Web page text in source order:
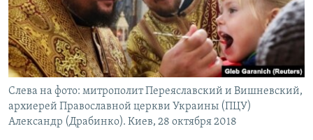
Слева на фото: митрополит Переяславский и Вишневский,
архиерей Православной церкви Украины (ПЦУ)
Александр (Драбинко). Киев, 28 октября 2018